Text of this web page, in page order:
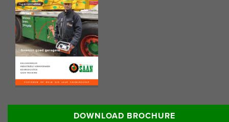
Lees meer informatie:DOWNLOAD BROCHURE